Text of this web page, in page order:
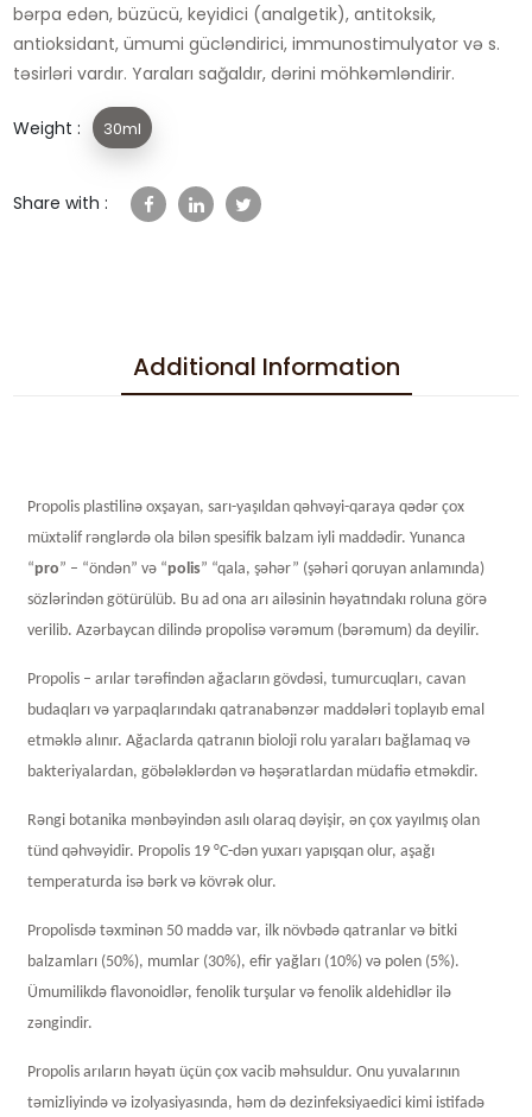
bərpa edən, büzücü, keyidici (analgetik), antitoksik,
antioksidant, ümumi gücləndirici, immunostimulyator və s.
təsirləri vardır. Yaraları sağaldır, dərini möhkəmləndirir.
Weight : 30ml
Share with :
Additional Information
Propolis plastilinə oxşayan, sarı-yaşıldan qəhvəyi-qaraya qədər çox
müxtəlif rənglərdə ola bilən spesifik balzam iyli maddədir. Yunanca
“pro” – “öndən” və “polis” “qala, şəhər” (şəhəri qoruyan anlamında)
sözlərindən götürülüb. Bu ad ona arı ailəsinin həyatındakı roluna görə
verilib. Azərbaycan dilində propolisə vərəmum (bərəmum) da deyilir.
Propolis – arılar tərəfindən ağacların gövdəsi, tumurcuqları, cavan
budaqları və yarpaqlarındakı qatranabənzər maddələri toplayıb emal
etməklə alınır. Ağaclarda qatranın bioloji rolu yaraları bağlamaq və
bakteriyalardan, göbələklərdən və həşəratlardan müdafiə etməkdir.
Rəngi ​​botanika mənbəyindən asılı olaraq dəyişir, ən çox yayılmış olan
tünd qəhvəyidir. Propolis 19 °C-dən yuxarı yapışqan olur, aşağı
temperaturda isə bərk və kövrək olur.
Propolisdə təxminən 50 maddə var, ilk növbədə qatranlar və bitki
balzamları (50%), mumlar (30%), efir yağları (10%) və polen (5%).
Ümumilikdə flavonoidlər, fenolik turşular və fenolik aldehidlər ilə
zəngindir.
Propolis arıların həyatı üçün çox vacib məhsuldur. Onu yuvalarının
təmizliyində və izolyasiyasında, həm də dezinfeksiyaedici kimi istifadə